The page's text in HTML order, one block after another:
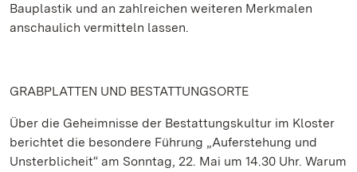
Bauplastik und an zahlreichen weiteren Merkmalen
anschaulich vermitteln lassen.
GRABPLATTEN UND BESTATTUNGSORTE
Über die Geheimnisse der Bestattungskultur im Kloster
berichtet die besondere Führung „Auferstehung und
Unsterblicheit“ am Sonntag, 22. Mai um 14.30 Uhr. Warum